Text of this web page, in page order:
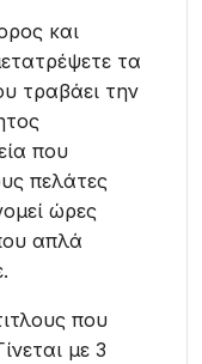
και
τα
τραβάει την
που
πελάτες
ώρες
απλά
που
με 3